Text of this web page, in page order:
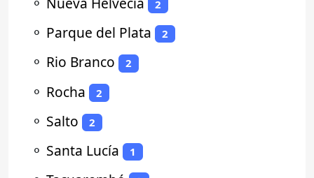
2
⚬ Parque del Plata 2
⚬ Rio Branco 2
⚬ Rocha 2
⚬ Salto 2
⚬ Santa Lucía 1